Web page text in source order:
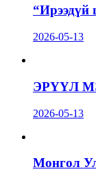
“Ирээдүй
2026-05-13
ЭРҮҮЛ
2026-05-13
Монгол